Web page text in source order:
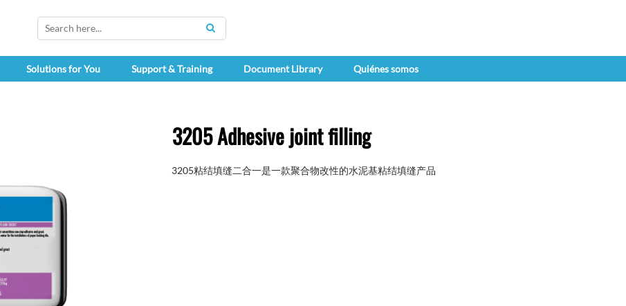
SEARCH
Solutions for You Support & Training Document Library Quiénes somos
3205 Adhesive joint filling
3205粘结填缝二合一是一款聚合物改性的水泥基粘结填缝产品